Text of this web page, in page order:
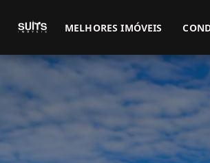
MELHORES IMÓVEIS